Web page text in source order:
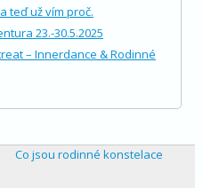
teď už vím proč.
23.-30.5.2025
– Innerdance & Rodinné
Co jsou rodinné konstelace